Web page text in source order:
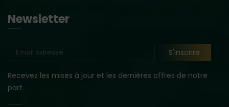
Newsletter
Recevez les mises à jour et les dernières offres de notre
part.